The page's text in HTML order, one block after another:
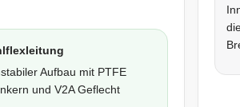
Aufbau mit PTFE
und V2A Geflecht